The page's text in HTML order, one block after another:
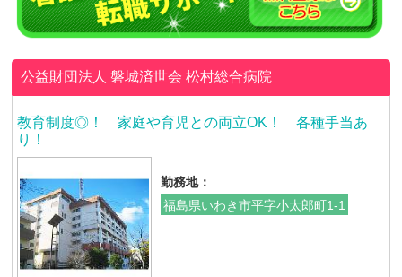
公益財団法人 磐城済世会松村総合病院
教育制度◎！ 家庭や育児との両立OK！ 各種手当あ
り！
勤務地：
福島県いわき市平字小太郎町1-1